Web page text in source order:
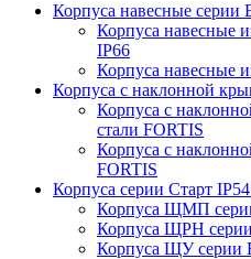
Корпуса навесные серии
Корпуса навесные
IP66
Корпуса навесные
Корпуса с наклонной
Корпуса с
стали FORTIS
Корпуса с
FORTIS
Корпуса серии Старт IP54
Корпуса ЩМП
Корпуса ЩРН
Корпуса ЩУ серии